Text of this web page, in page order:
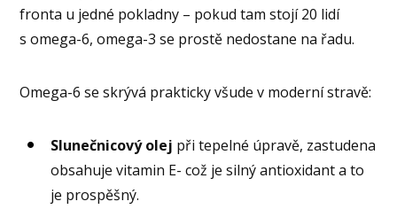
fronta u jedné pokladny – pokud tam stojí 20 lidí
s omega-6, omega-3 se prostě nedostane na řadu.
Omega-6 se skrývá prakticky všude v moderní stravě:
Slunečnicový olej při tepelné úpravě, zastudena
obsahuje vitamin E- což je silný antioxidant a to
je prospěšný.